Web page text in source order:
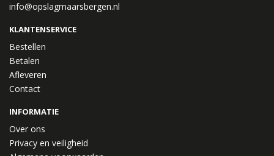
info@opslagmaarsbergen.nl
KLANTENSERVICE
Bestellen
Betalen
Afleveren
Contact
INFORMATIE
Over ons
Privacy en veiligheid